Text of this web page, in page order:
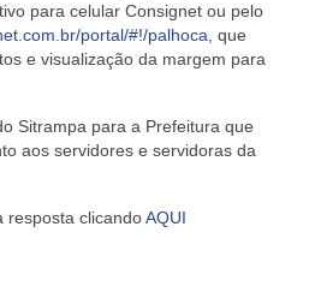
para celular Consignet ou pelo
portal/#!/palhoca, que
e visualização da margem para
Sitrampa para a Prefeitura que
aos servidores e servidoras da
resposta clicandoAQUI